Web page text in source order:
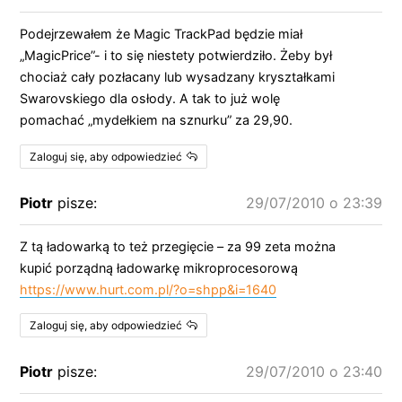
Podejrzewałem że Magic TrackPad będzie miał
„MagicPrice”- i to się niestety potwierdziło. Żeby był
chociaż cały pozłacany lub wysadzany kryształkami
Swarovskiego dla osłody. A tak to już wolę
pomachać „mydełkiem na sznurku” za 29,90.
Zaloguj się, aby odpowiedzieć
Piotr pisze: 29/07/2010 o 23:39
Z tą ładowarką to też przegięcie – za 99 zeta można
kupić porządną ładowarkę mikroprocesorową
https://www.hurt.com.pl/?o=shpp&i=1640
Zaloguj się, aby odpowiedzieć
Piotr pisze: 29/07/2010 o 23:40